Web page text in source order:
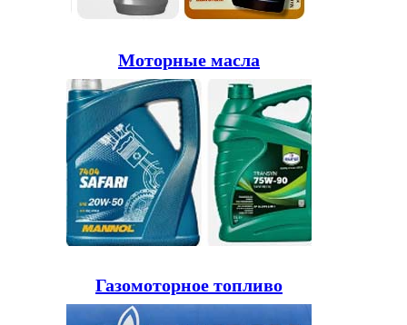
Моторные масла
Газомоторное топливо